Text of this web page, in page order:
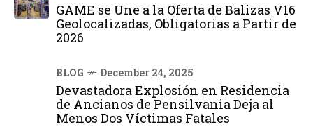
GAME se Une a la Oferta de Balizas V16
Geolocalizadas, Obligatorias a Partir de
2026
BLOG December 24, 2025
Devastadora Explosión en Residencia
de Ancianos de Pensilvania Deja al
Menos Dos Víctimas Fatales